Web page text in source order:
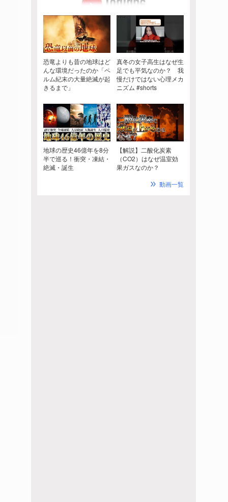
恐竜よりも昔の地球はど
んな環境だったのか「ペ
ルム紀末の大量絶滅が起
きるまで」
真冬の女子高生はなぜ生
足でも平気なのか？ 我
慢だけではない心理メカ
ニズム #shorts
地球の歴史46億年を8分
半で巡る！衝突・凍結・
絶滅・誕生
【解説】二酸化炭素
（CO2）はなぜ温室効
果ガスなのか？
動画一覧